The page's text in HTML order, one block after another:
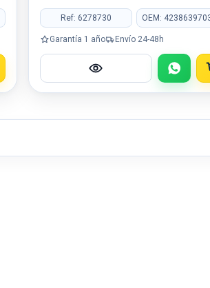
Ref: 6278730 OEM:
Garantía 1 año Envío 24-48h